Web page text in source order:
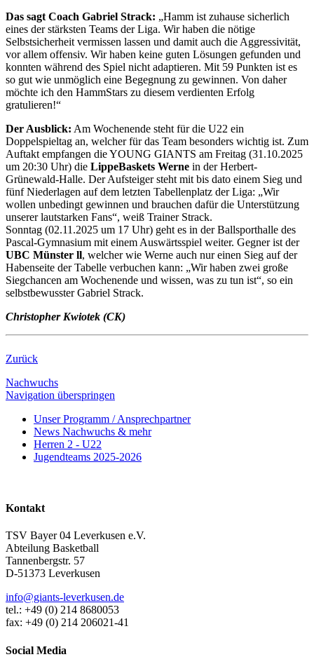
Das sagt Coach Gabriel Strack: „Hamm ist zuhause sicherlich
eines der stärksten Teams der Liga. Wir haben die nötige
Selbstsicherheit vermissen lassen und damit auch die Aggressivität,
vor allem offensiv. Wir haben keine guten Lösungen gefunden und
konnten während des Spiel nicht adaptieren. Mit 59 Punkten ist es
so gut wie unmöglich eine Begegnung zu gewinnen. Von daher
möchte ich den HammStars zu diesem verdienten Erfolg
gratulieren!“
Der Ausblick: Am Wochenende steht für die U22 ein
Doppelspieltag an, welcher für das Team besonders wichtig ist. Zum
Auftakt empfangen die YOUNG GIANTS am Freitag (31.10.2025
um 20:30 Uhr) die LippeBaskets Werne in der Herbert-
Grünewald-Halle. Der Aufsteiger steht mit bis dato einem Sieg und
fünf Niederlagen auf dem letzten Tabellenplatz der Liga: „Wir
wollen unbedingt gewinnen und brauchen dafür die Unterstützung
unserer lautstarken Fans“, weiß Trainer Strack.
Sonntag (02.11.2025 um 17 Uhr) geht es in der Ballsporthalle des
Pascal-Gymnasium mit einem Auswärtsspiel weiter. Gegner ist der
UBC Münster ll, welcher wie Werne auch nur einen Sieg auf der
Habenseite der Tabelle verbuchen kann: „Wir haben zwei große
Siegchancen am Wochenende und wissen, was zu tun ist“, so ein
selbstbewusster Gabriel Strack.
Christopher Kwiotek (CK)
Zurück
Nachwuchs
Navigation überspringen
Unser Programm / Ansprechpartner
News Nachwuchs & mehr
Herren 2 - U22
Jugendteams 2025-2026
Kontakt
TSV Bayer 04 Leverkusen e.V.
Abteilung Basketball
Tannenbergstr. 57
D-51373 Leverkusen
info@giants-leverkusen.de
tel.: +49 (0) 214 8680053
fax: +49 (0) 214 206021-41
Social Media